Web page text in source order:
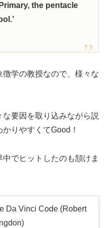
the pentacle
学の教授なので、様々な
要因を取り込みながら説
りやすくてGood！
でヒットしたのも頷けま
Da Vinci Code (Robert